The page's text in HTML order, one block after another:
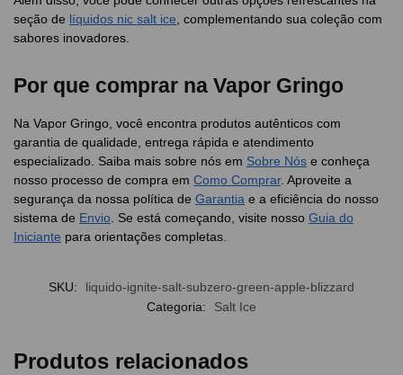
seção de líquidos nic salt ice, complementando sua coleção com
sabores inovadores.
Por que comprar na Vapor Gringo
Na Vapor Gringo, você encontra produtos autênticos com
garantia de qualidade, entrega rápida e atendimento
especializado. Saiba mais sobre nós em Sobre Nós e conheça
nosso processo de compra em Como Comprar. Aproveite a
segurança da nossa política de Garantia e a eficiência do nosso
sistema de Envio . Se está começando, visite nosso Guia do
Iniciante para orientações completas.
SKU:
liquido-ignite-salt-subzero-green-apple-blizzard
Categoria:
Salt Ice
Produtos relacionados